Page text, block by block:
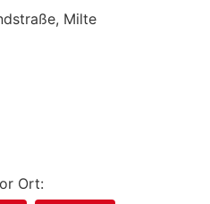
Milte
Ort: